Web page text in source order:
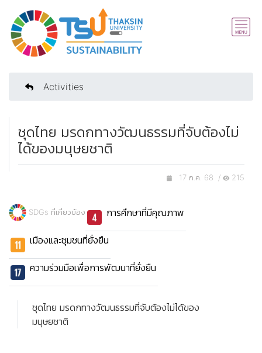
Activities
ชุดไทย มรดกทางวัฒนธรรมที่จับต้องไม่
ได้ของมนุษยชาติ
17 ก.ค. 68 / 215
SDGs ที่เกี่ยวข้อง การศึกษาที่มีคุณภาพ
เมืองและชุมชนที่ยั่งยืน
ความร่วมมือเพื่อการพัฒนาที่ยั่งยืน
ชุดไทย มรดกทางวัฒนธรรมที่จับต้องไม่ได้ของ
มนุษยชาติ